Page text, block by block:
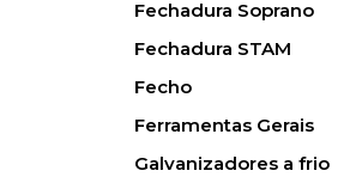
Fechadura Soprano
Fechadura STAM
Fecho
Ferramentas Gerais
Galvanizadores a frio